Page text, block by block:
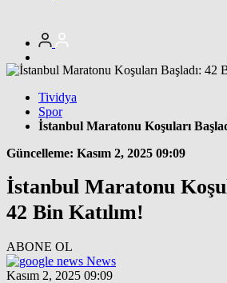
Tividya
Spor
İstanbul Maratonu Koşuları
Güncelleme: Kasım 2, 2025 09:09
İstanbul Maratonu
42 Bin Katılım!
ABONE OL
News
Kasım 2, 2025 09:09